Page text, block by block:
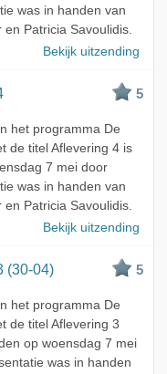
was in handen van
en Patricia Savoulidis.
Bekijk uitzending
5
het programma De
de titel Aflevering 4 is
7 mei door
was in handen van
en Patricia Savoulidis.
Bekijk uitzending
(30-04) 5
het programma De
de titel Aflevering 3
op woensdag 7 mei
was in handen